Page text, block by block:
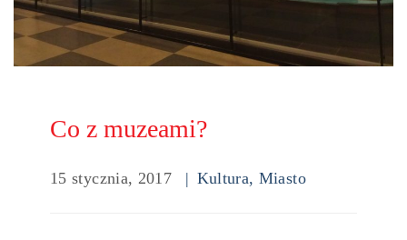
Co z muzeami?
15 stycznia, 2017 Kultura, Miasto